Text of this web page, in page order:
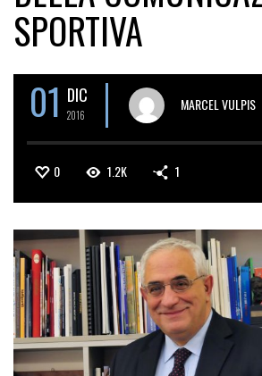
SPORTIVA
01 DIC
2016
MARCEL VULPIS
0 1.2K 1